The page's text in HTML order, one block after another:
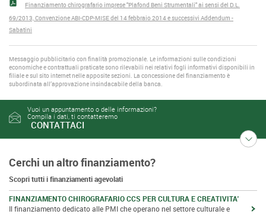
Finanziamento chirografario imprese "Plafond Beni Strumentali" ai sensi del D.L.
69/2013, Convenzione ABI-CDP-MISE del 14 febbraio 2014 e successivi Addendum -
Sabatini
Messaggio pubblicitario con finalità promozionale. Le informazioni sulle condizioni
economiche e contrattuali praticate sono rilevabili nei relativi fogli informativi disponibili in
filiale e sul sito internet nelle apposite sezioni. La concessione del finanziamento è
subordinata all’approvazione insindacabile della banca.
Vuoi un appuntamento o delle informazioni?
Compila i dati, ti contatteremo
CONTATTACI
Cerchi un altro finanziamento?
Scopri tutti i finanziamenti agevolati
FINANZIAMENTO CHIROGRAFARIO CCS PER CULTURA E CREATIVITA'
Il finanziamento dedicato alle PMI che operano nel settore culturale e